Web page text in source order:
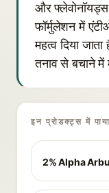
और
फॉर्मुलेशन में
महत्व दिया
तनाव से बचाने में
इन प्रोडक्ट्स में
2% Alpha